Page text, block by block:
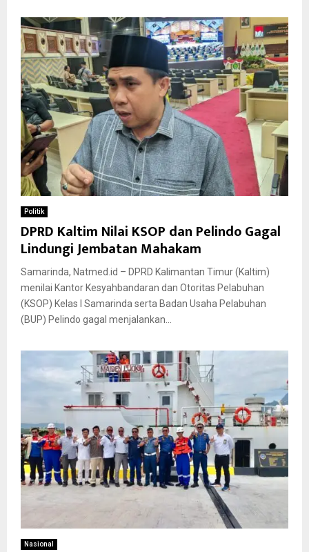
Politik
DPRD Kaltim Nilai KSOP dan Pelindo Gagal
Lindungi Jembatan Mahakam
Samarinda, Natmed.id – DPRD Kalimantan Timur (Kaltim)
menilai Kantor Kesyahbandaran dan Otoritas Pelabuhan
(KSOP) Kelas I Samarinda serta Badan Usaha Pelabuhan
(BUP) Pelindo gagal menjalankan...
Nasional